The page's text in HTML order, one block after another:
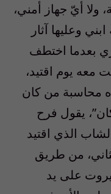
ولا أيّ جهاز أمني،
وعليها آثار
بعدما اختطف
معه يوم اقتيد،
محاسبة من كان
يقول فرح
(31 عامًا) الشاب الذي اقتيد
6 كانون الثاني، من طريق
على يد